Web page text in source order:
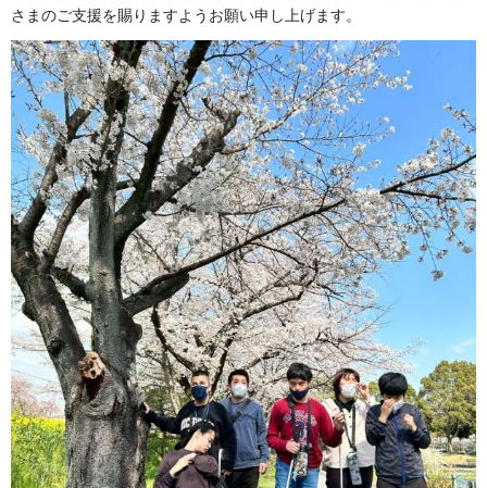
さまのご支援を賜りますようお願い申し上げます。